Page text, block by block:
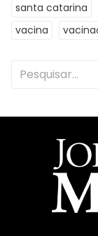
santa catarina
vacina